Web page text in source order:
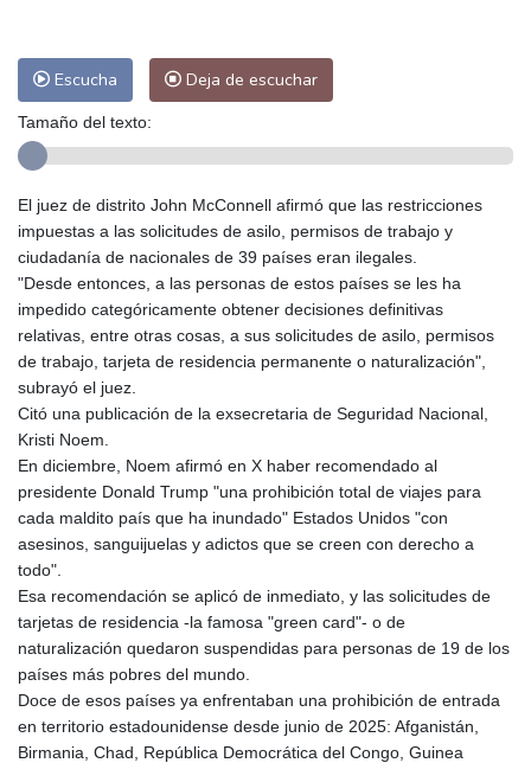
Escucha Deja de escuchar
Tamaño del texto:
El juez de distrito John McConnell afirmó que las restricciones
impuestas a las solicitudes de asilo, permisos de trabajo y
ciudadanía de nacionales de 39 países eran ilegales.
"Desde entonces, a las personas de estos países se les ha
impedido categóricamente obtener decisiones definitivas
relativas, entre otras cosas, a sus solicitudes de asilo, permisos
de trabajo, tarjeta de residencia permanente o naturalización",
subrayó el juez.
Citó una publicación de la exsecretaria de Seguridad Nacional,
Kristi Noem.
En diciembre, Noem afirmó en X haber recomendado al
presidente Donald Trump "una prohibición total de viajes para
cada maldito país que ha inundado" Estados Unidos "con
asesinos, sanguijuelas y adictos que se creen con derecho a
todo".
Esa recomendación se aplicó de inmediato, y las solicitudes de
tarjetas de residencia -la famosa "green card"- o de
naturalización quedaron suspendidas para personas de 19 de los
países más pobres del mundo.
Doce de esos países ya enfrentaban una prohibición de entrada
en territorio estadounidense desde junio de 2025: Afganistán,
Birmania, Chad, República Democrática del Congo, Guinea